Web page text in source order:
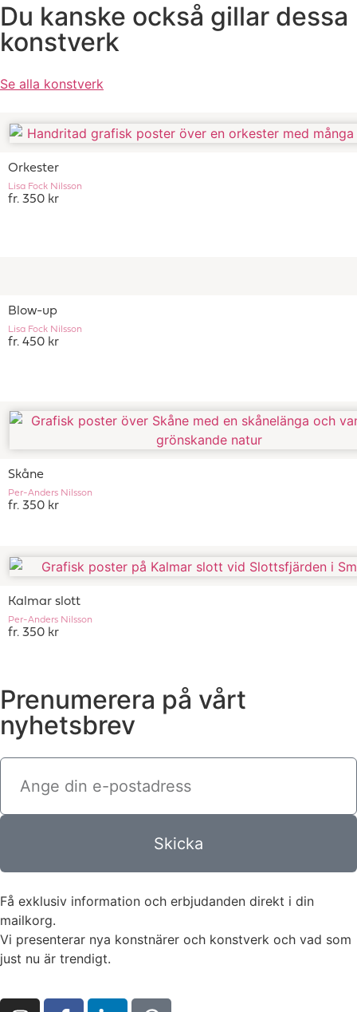
Du kanske också gillar dessa
konstverk
Se alla konstverk
Orkester
Lisa Fock Nilsson
fr. 350 kr
Blow-up
Lisa Fock Nilsson
fr. 450 kr
Skåne
Per-Anders Nilsson
fr. 350 kr
Kalmar slott
Per-Anders Nilsson
fr. 350 kr
Prenumerera på vårt
nyhetsbrev
Skicka
Få exklusiv information och erbjudanden direkt i din
mailkorg.
Vi presenterar nya konstnärer och konstverk och vad som
just nu är trendigt.